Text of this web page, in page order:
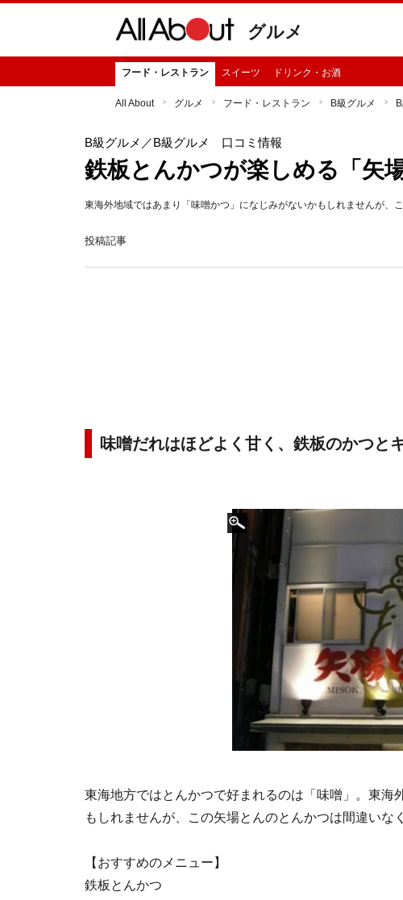
グルメ
フード・レストラン スイーツ ドリンク・お酒
All About グルメ フード・レストラン B級グルメ
B級グルメ ／B級グルメ 口コミ情報
鉄板とんかつが楽しめる「矢
東海外地域ではあまり「味噌かつ」になじみがないかもしれませんが、
投稿記事
味噌だれはほどよく甘く、鉄板のかつと
東海地方ではとんかつで好まれるのは「味噌」。東
もしれませんが、この矢場とんのとんかつは間違いな
【おすすめのメニュー】
鉄板とんかつ